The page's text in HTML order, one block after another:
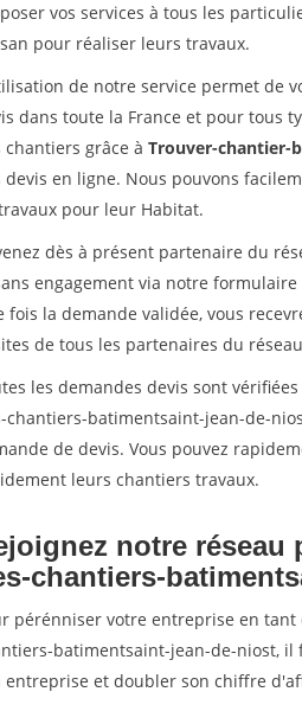
vos services à tous les
pour réaliser leurs travaux.
de notre service permet de
dans toute la France et pour tous
chantiers grâce à Trouver-chantier-
devis en ligne. Nous pouvons
pour leur Habitat.
dès à présent partenaire du
engagement via notre
fois la demande validée, vous
de tous les partenaires du
les demandes devis sont
chantiers-batimentsaint-jean-de-
de devis. Vous pouvez
leurs chantiers travaux.
notre réseau
chantiers-
pérénniser votre entreprise en
batimentsaint-jean-de-niost,
entreprise et doubler son chiffre